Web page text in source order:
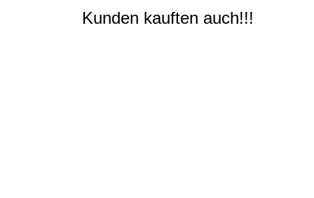
Kunden kauften auch!!!